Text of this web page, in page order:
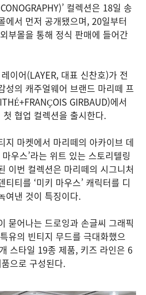
컬렉션은 18일 송
에서 먼저 공개됐으며, 20일부터
부몰을 통해 정식 판매에 들어간
이어(LAYER, 대표 신찬호)가 전
성의 캐주얼웨어 브랜드 마리떼 프
GIRBAUD)에서
첫 협업 컬렉션을 출시한다.
지 마켓에서 마리떼의 아카이브 데
우스’라는 위트 있는 스토리텔링
이번 컬렉션은 마리떼의 시그니처
티티를 ‘미키 마우스’ 캐릭터를 디
여낸 것이 특징이다.
묻어나는 드로잉과 손글씨 그래픽
유의 빈티지 무드를 극대화했으
스타일 19종 제품, 키즈 라인은 6
으로 구성된다.